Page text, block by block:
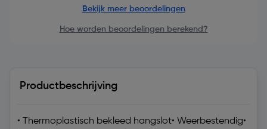
Bekijk meer beoordelingen
Hoe worden beoordelingen berekend?
Productbeschrijving
• Thermoplastisch bekleed hangslot• Weerbestendig•